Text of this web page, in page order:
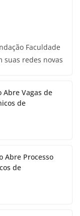
Faculdade
suas redes novas
Abre Vagas de
de
Abre Processo
de